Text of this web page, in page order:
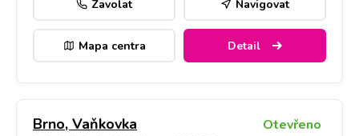
Zavolat Navigovat
Mapa centra Detail
Brno, Vaňkovka Otevřeno